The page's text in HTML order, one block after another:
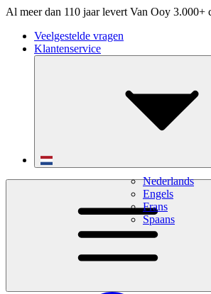
Al meer dan 110 jaar levert Van Ooy 3.000+
Veelgestelde vragen
Klantenservice
Nederlands
Engels
Frans
Spaans